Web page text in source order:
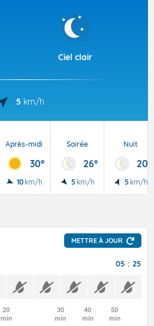
Ciel clair
5 km/h
Après-midi
30°
10 km/h
Soirée
26°
5 km/h
Nuit
20°
5 km/h
METTRE À JOUR
05 : 25
20
min
30
min
40
min
50
min